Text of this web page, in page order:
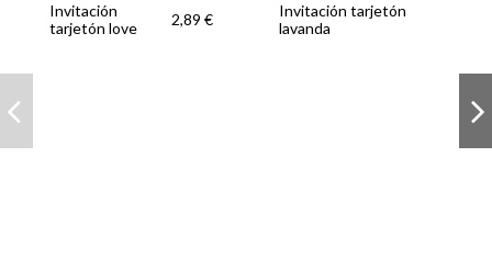
Invitación
tarjetón love
2,89 €
Invitación tarjetón
lavanda